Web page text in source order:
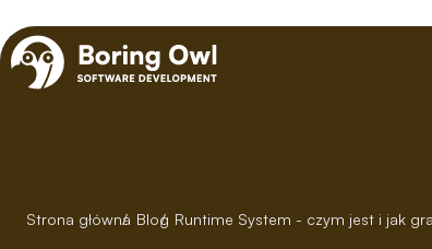
Strona główna
/ Blog
/ Runtime System - czym jest i jak